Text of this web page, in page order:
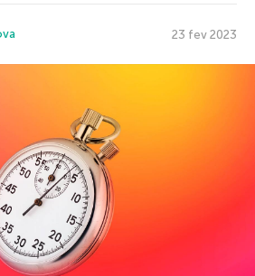
23 fev 2023